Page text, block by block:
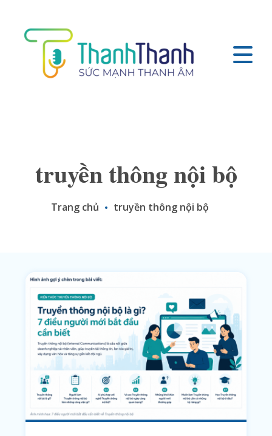
truyền thông nội bộ
Trang chủ truyền thông nội bộ